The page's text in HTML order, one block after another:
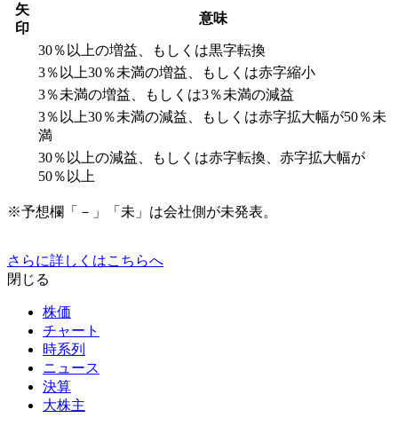
矢
印
意味
30％以上の増益、もしくは黒字転換
3％以上30％未満の増益、もしくは赤字縮小
3％未満の増益、もしくは3％未満の減益
3％以上30％未満の減益、もしくは赤字拡大幅が50％未
満
30％以上の減益、もしくは赤字転換、赤字拡大幅が
50％以上
※予想欄「－」「未」は会社側が未発表。
さらに詳しくはこちらへ
閉じる
株価
チャート
時系列
ニュース
決算
大株主